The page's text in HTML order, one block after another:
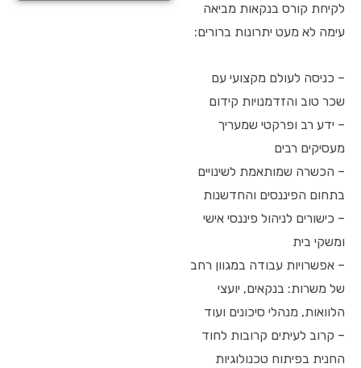
לקיחת קורס בנקאות מביאה
עימה לא מעט יתרונות ברורים:
– כניסה לעולם מקצועי עם
שכר טוב והזדמנויות קידום
– ידע רב ופרקטי שמעריך
מעסיקים רבים
– הכשרה שמותאמת לשינויים
בתחום הפיננסים והחדשנות
– כישורים לניהול פיננסי אישי
ומשקי בית
– אפשרויות עבודה במגוון רחב
של משרות: בנקאים, יועצי
הלוואות, מנהלי סיכונים ועוד
– קרוב לעיתים קרובות לחוד
החנית בפיתוח טכנולוגיות